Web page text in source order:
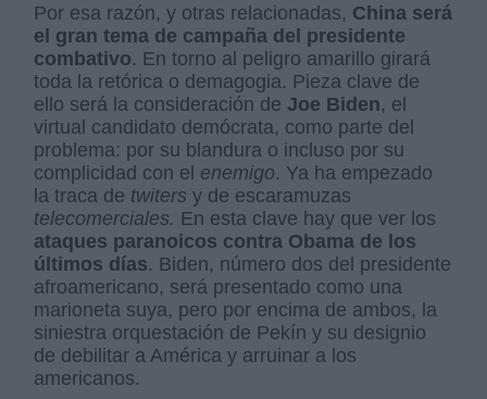
Por esa razón, y otras relacionadas, China será
el gran tema de campaña del presidente
combativo. En torno al peligro amarillo girará
toda la retórica o demagogia. Pieza clave de
ello será la consideración de Joe Biden, el
virtual candidato demócrata, como parte del
problema: por su blandura o incluso por su
complicidad con el enemigo. Ya ha empezado
la traca de twitersy de escaramuzas
telecomerciales. En esta clave hay que ver los
ataques paranoicos contra Obama de los
últimos días. Biden, número dos del presidente
afroamericano, será presentado como una
marioneta suya, pero por encima de ambos, la
siniestra orquestación de Pekín y su designio
de debilitar a América y arruinar a los
americanos.